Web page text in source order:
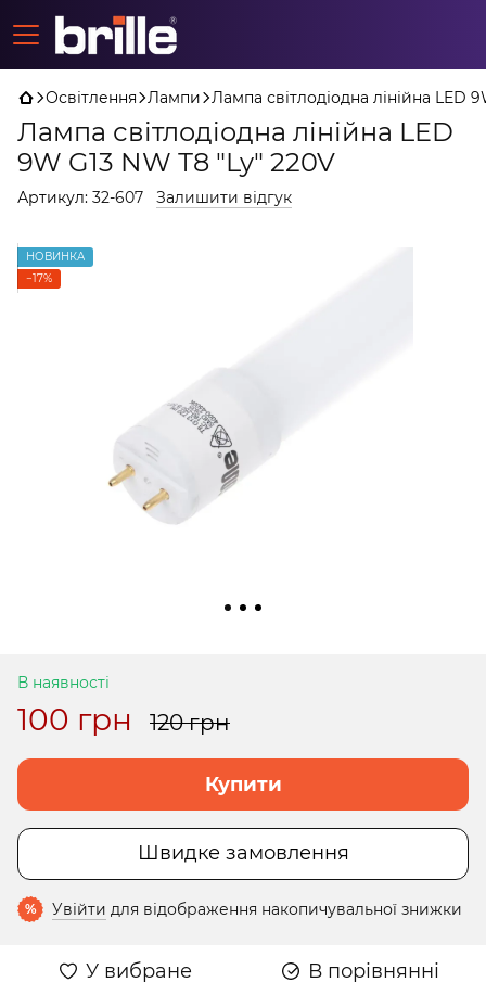
Освітлення Лампи Лампа світлодіодна лінійна LED
Лампа світлодіодна лінійна LED
9W G13 NW Т8 "Ly" 220V
Артикул: 32-607 Залишити відгук
НОВИНКА
−17%
В наявності
100 грн 120 грн
Купити
Швидке замовлення
% Увійти для відображення накопичувальної знижки
У вибране В порівнянні